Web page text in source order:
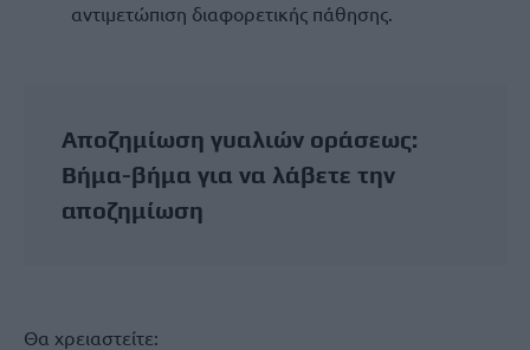
αντιμετώπιση διαφορετικής πάθησης.
Αποζημίωση γυαλιών οράσεως:
Βήμα-βήμα για να λάβετε την
αποζημίωση
Θα χρειαστείτε: